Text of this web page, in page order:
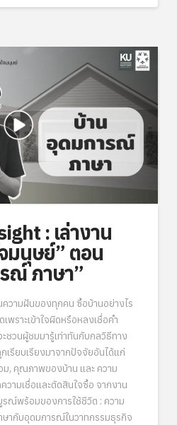
: เล่างาน
มนุษย์” ตอน
ณ์ ภาษา”
ความฝันของทุกคน ซื้อบ้านอย่างไร
พราะเข้าใจผิดหรือหลงเชื่อคำ
ชวนผู้ชมมารู้เท่าทันกับกลวิธีทาง
เรียบเรียงมาจากปัจจัยอันได้แก่
ม, คุณภาพของบ้าน และ ความ
วามเชื่อและตัดสินใจซื้อ จากงาน
รณ์พร้อมของการใช้ชีวิต : ความ
ากับอุดมการณ์ในวาทกรรมธุรกิจ